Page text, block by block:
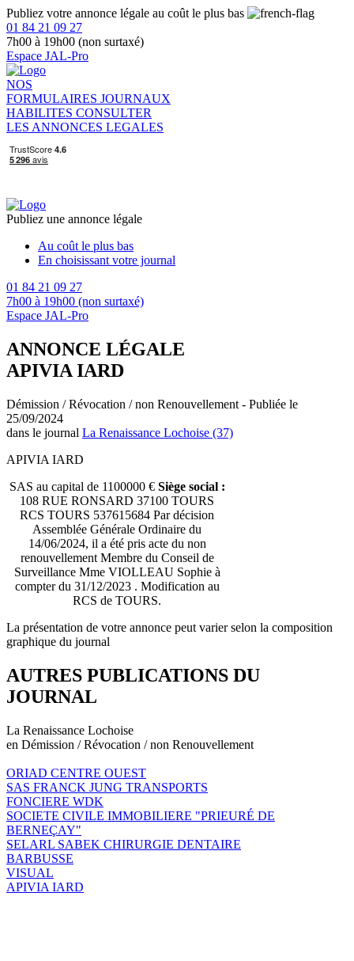
Publiez votre annonce légale au coût le plus bas
01 84 21 09 27
7h00 à 19h00 (non surtaxé)
Espace JAL-Pro
NOS
FORMULAIRES JOURNAUX
HABILITES CONSULTER
LES ANNONCES LEGALES
Publiez une annonce légale
Au coût le plus bas
En choisissant votre journal
01 84 21 09 27
7h00 à 19h00 (non surtaxé)
Espace JAL-Pro
ANNONCE LÉGALE
APIVIA IARD
Démission / Révocation / non Renouvellement - Publiée le
25/09/2024
dans le journal La Renaissance Lochoise (37)
APIVIA IARD
SAS au capital de 1100000 € Siège social :
108 RUE RONSARD 37100 TOURS
RCS TOURS 537615684 Par décision
Assemblée Générale Ordinaire du
14/06/2024, il a été pris acte du non
renouvellement Membre du Conseil de
Surveillance Mme VIOLLEAU Sophie à
compter du 31/12/2023 . Modification au
RCS de TOURS.
La présentation de votre annonce peut varier selon la composition
graphique du journal
AUTRES PUBLICATIONS DU
JOURNAL
La Renaissance Lochoise
en Démission / Révocation / non Renouvellement
ORIAD CENTRE OUEST
SAS FRANCK JUNG TRANSPORTS
FONCIERE WDK
SOCIETE CIVILE IMMOBILIERE "PRIEURÉ DE
BERNEÇAY"
SELARL SABEK CHIRURGIE DENTAIRE
BARBUSSE
VISUAL
APIVIA IARD